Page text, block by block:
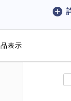
表示